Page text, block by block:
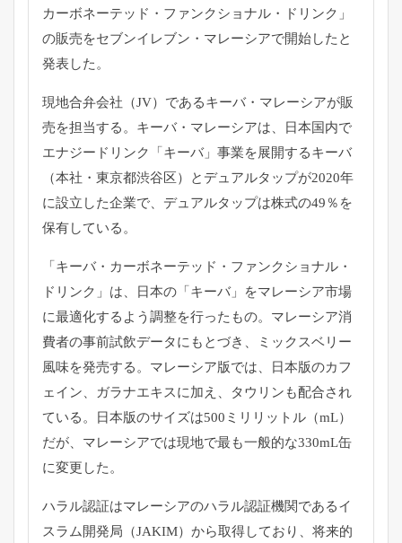
カーボネーテッド・ファンクショナル・ドリンク」
の販売をセブンイレブン・マレーシアで開始したと
発表した。
現地合弁会社（JV）であるキーバ・マレーシアが販
売を担当する。キーバ・マレーシアは、日本国内で
エナジードリンク「キーバ」事業を展開するキーバ
（本社・東京都渋谷区）とデュアルタップが2020年
に設立した企業で、デュアルタップは株式の49％を
保有している。
「キーバ・カーボネーテッド・ファンクショナル・
ドリンク」は、日本の「キーバ」をマレーシア市場
に最適化するよう調整を行ったもの。マレーシア消
費者の事前試飲データにもとづき、ミックスベリー
風味を発売する。マレーシア版では、日本版のカフ
ェイン、ガラナエキスに加え、タウリンも配合され
ている。日本版のサイズは500ミリリットル（mL）
だが、マレーシアでは現地で最も一般的な330mL缶
に変更した。
ハラル認証はマレーシアのハラル認証機関であるイ
スラム開発局（JAKIM）から取得しており、将来的